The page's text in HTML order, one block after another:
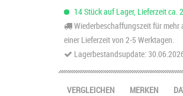
14 Stück auf Lager, Lieferzeit ca.
Wiederbeschaffungszeit für
einer Lieferzeit von 2-5 Werktagen.
Lagerbestandsupdate:
VERGLEICHEN MERKEN